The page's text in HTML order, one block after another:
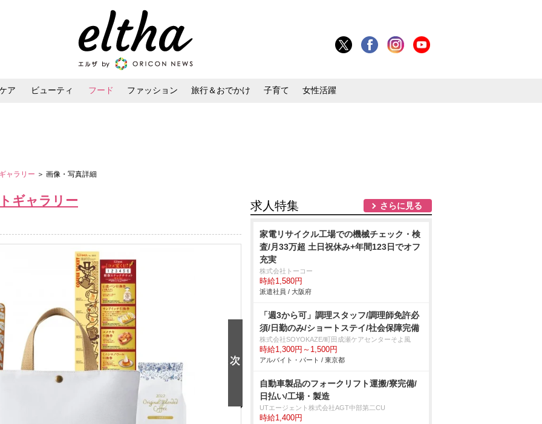
ア ビューティ フード ファッション 旅行＆おでかけ 子育て 女性活躍
ャラリー ＞ 画像・写真詳細
ギャラリー 求人特集 さらに見る
家電リサイクル工場での機械チェック・検
査/月33万超 土日祝休み+年間123日でオフ
充実
株式会社トーコー
時給1,580円
派遣社員 / 大阪府
「週3から可」調理スタッフ/調理師免許必
須/日勤のみ/ショートステイ/社会保障完備
株式会社SOYOKAZE/町田成瀬ケアセンターそよ風
時給1,300円～1,500円
アルバイト・パート / 東京都
自動車製品のフォークリフト運搬/寮完備/
日払い/工場・製造
UTエージェント株式会社AGT中部第二CU
時給1,400円